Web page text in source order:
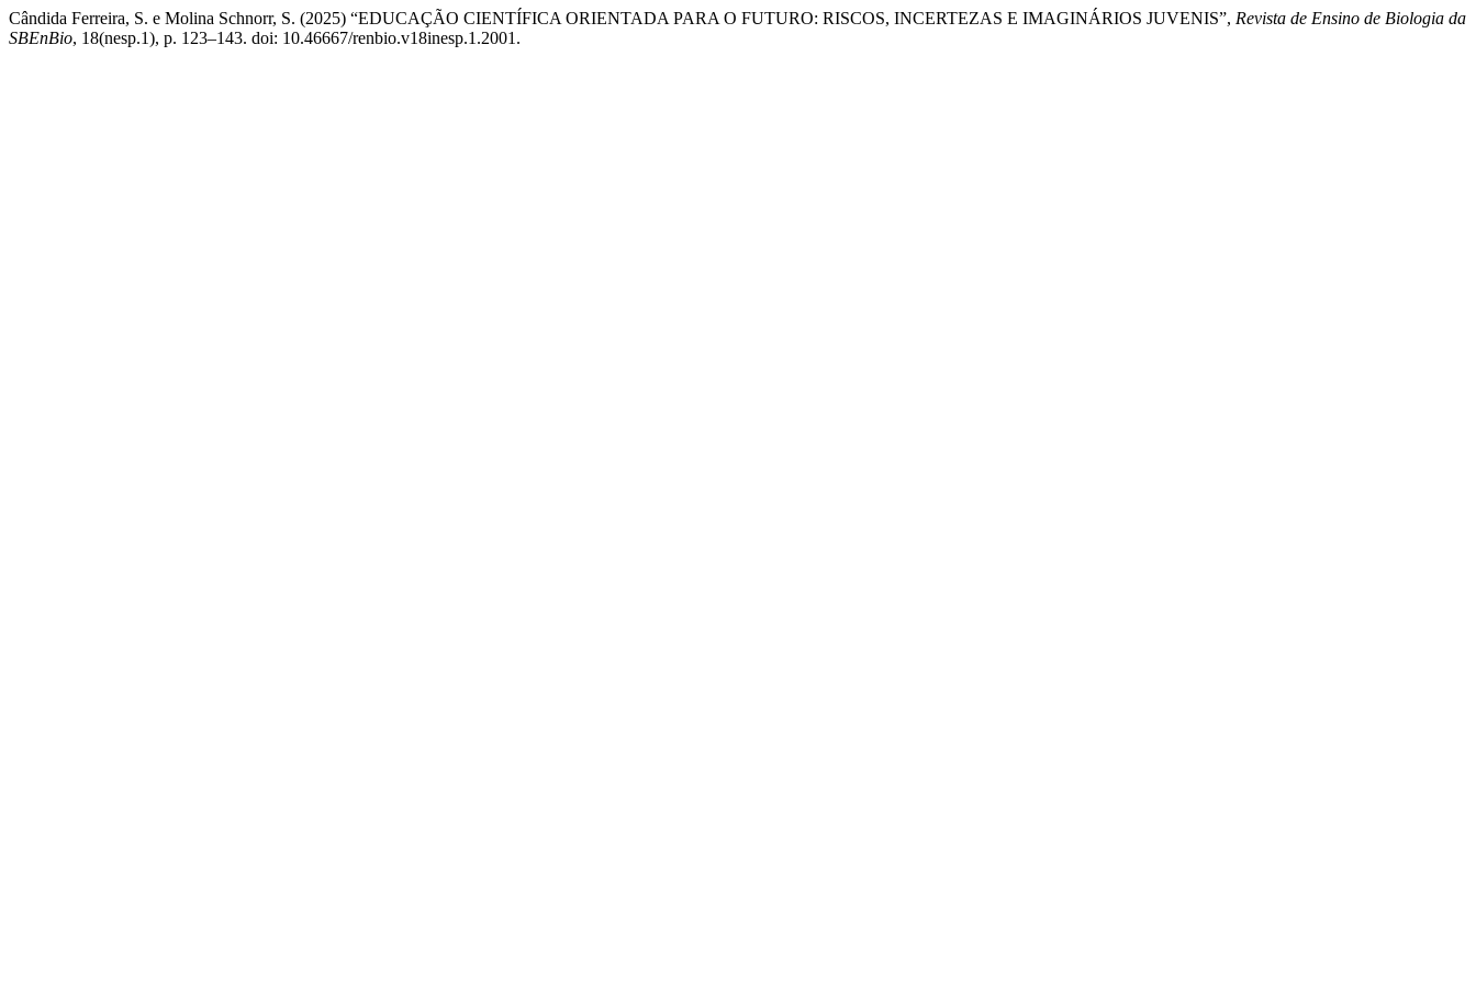
Cândida Ferreira, S. e Molina Schnorr, S. (2025) “EDUCAÇÃO CIENTÍFICA ORIENTADA PARA O FUTURO: RISCOS, INCERTEZAS E IMAGINÁRIOS JUVENIS”, Revista de Ensino de Biologia da
SBEnBio, 18(nesp.1), p. 123–143. doi: 10.46667/renbio.v18inesp.1.2001.